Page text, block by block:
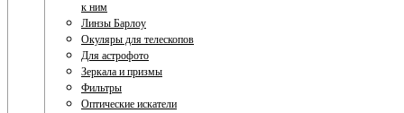
к ним
Линзы Барлоу
Окуляры для телескопов
Для астрофото
Зеркала и призмы
Фильтры
Оптические искатели